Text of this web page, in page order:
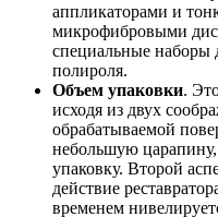
аппликаторами и
микрофибровыми
специальные наборы
полироля.
Объем упаковки.
исходя из двух
обрабатываемой
небольшую
упаковку. Второй
действие
временем